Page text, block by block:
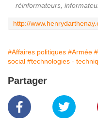
réinformateurs,
#Affaires politiques #Armée
social #technologies -
Partager